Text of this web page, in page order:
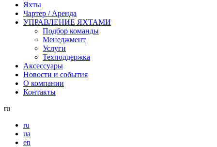
Яхты
Чартер / Аренда
УПРАВЛЕНИЕ ЯХТАМИ
Подбор команды
Менеджмент
Услуги
Техподдержка
Аксессуары
Новости и события
О компании
Контакты
ru
ru
ua
en